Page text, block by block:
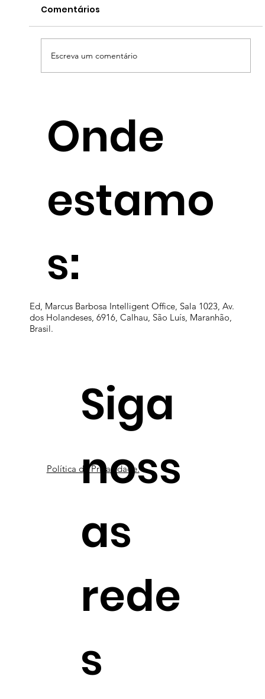
ambiental "barata": por que o seu
negócio não pode correr esse risco
Comentários
Escreva um comentário
Onde
estamo
s:
Ed, Marcus Barbosa Intelligent Office, Sala 1023, Av.
dos Holandeses, 6916, Calhau, São Luís, Maranhão,
Brasil.
Siga
noss
as
rede
s
Política de Privacidade.